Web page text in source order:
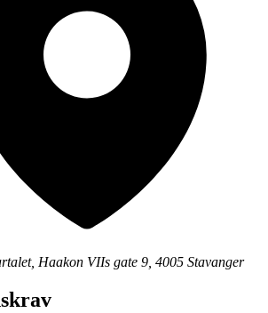
Haakon VIIs gate 9, 4005 Stavanger